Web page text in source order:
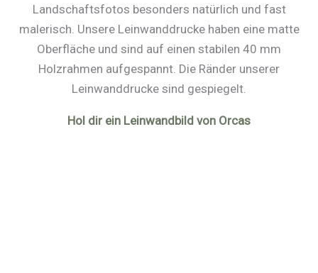
Landschaftsfotos besonders natürlich und fast
malerisch. Unsere Leinwanddrucke haben eine matte
Oberfläche und sind auf einen stabilen 40 mm
Holzrahmen aufgespannt. Die Ränder unserer
Leinwanddrucke sind gespiegelt.
Hol dir ein Leinwandbild von Orcas